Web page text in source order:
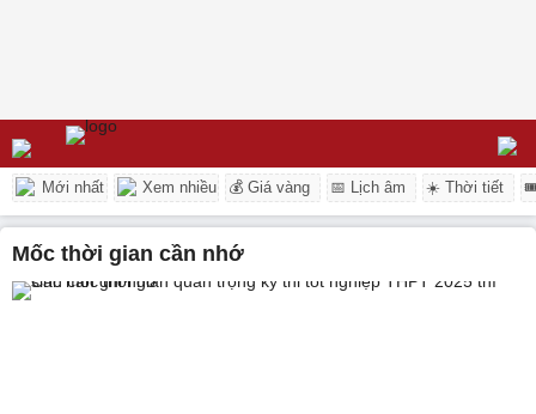
Mới nhất Xem nhiều 💰 Giá vàng 📅 Lịch âm ☀️ Thời tiết
mốc thời gian cần nhớ